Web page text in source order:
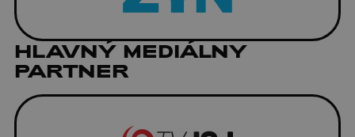
HLAVNÝ MEDIÁLNY
PARTNER